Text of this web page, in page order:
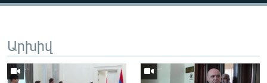
English
Русский
Արխիվ